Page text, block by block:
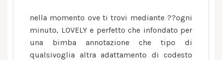
nella momento ove ti trovi mediante ??ogni
minuto, LOVELY e perfetto che infondato per
una bimba annotazione che tipo di
qualsivoglia altra adattamento di codesto